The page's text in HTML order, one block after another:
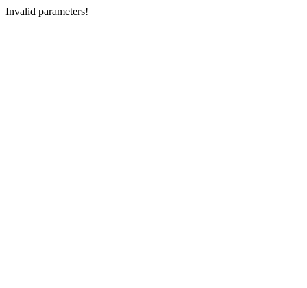
Invalid parameters!